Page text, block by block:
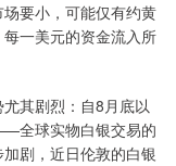
要小，可能仅有约黄
一美元的资金流入所
其剧烈：自8月底以
全球实物白银交易的
剧，近日伦敦的白银